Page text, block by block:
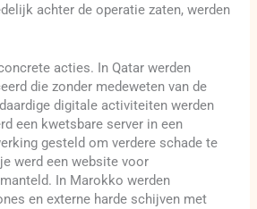
achter de operatie zaten, werden
acties. In Qatar werden
die zonder medeweten van de
digitale activiteiten werden
een kwetsbare server in een
gesteld om verdere schade te
werd een website voor
In Marokko werden
en externe harde schijven met